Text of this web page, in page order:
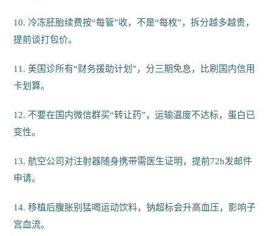
10. 冷冻胚胎续费按“每管”收，不是“每枚”，拆分越多越贵，
提前谈打包价。
11. 美国诊所有“财务援助计划”，分三期免息，比刷国内信用
卡划算。
12. 不要在国内微信群买“转让药”，运输温度不达标，蛋白已
变性。
13. 航空公司对注射器随身携带需医生证明，提前72h发邮件
申请。
14. 移植后腹胀别猛喝运动饮料，钠超标会升高血压，影响子
宫血流。